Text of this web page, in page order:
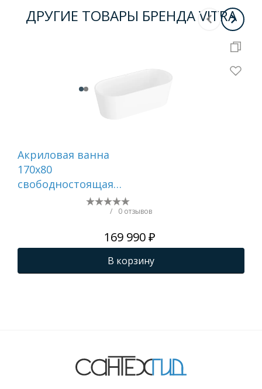
ДРУГИЕ ТОВАРЫ БРЕНДА VITRA
Акриловая ванна
170x80
свободностоящая
/ 0 отзывов
169 990 ₽
В корзину